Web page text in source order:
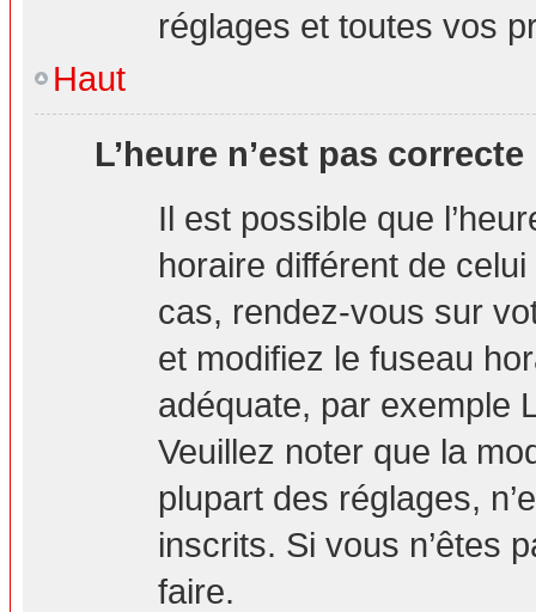
réglages et toutes vos
Haut
L’heure n’est pas correcte
Il est possible que
horaire différent de
cas, rendez-vous sur
et modifiez le fuseau
adéquate, par exemple
Veuillez noter que la
plupart des réglages,
inscrits. Si vous n’êtes
faire.